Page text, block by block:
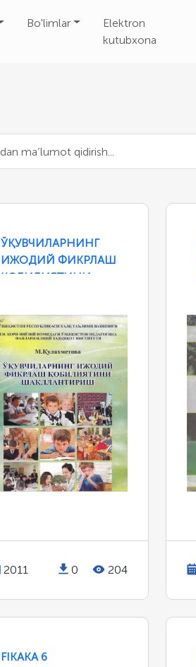
Bo'limlar
Elektron
kutubxona
ЎҚУВЧИЛАРНИНГ
ИЖОДИЙ ФИКРЛАШ
ҚОБИЛИЯТИНИ
2011 0 204
FIKAKA 6